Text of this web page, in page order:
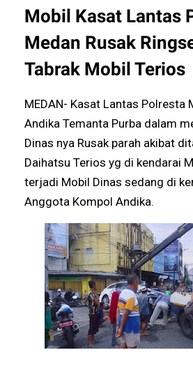
Mobil Kasat Lantas
Medan Rusak
Tabrak Mobil Terios
MEDAN- Kasat Lantas Polresta
Andika Temanta Purba dalam
Dinas nya Rusak parah akibat
Daihatsu Terios yg di kendarai
terjadi Mobil Dinas sedang di
Anggota Kompol Andika.